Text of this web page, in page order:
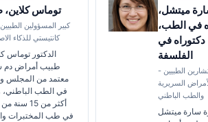
توماس
كبير المسؤولين
كانتيستي للذكاء
الدكتور توماس
طبيب أمراض دم
معتمد من المجلس
في الطب الباطني،
أكثر من 15
في طب المختبرات
ميتشل،
في الطب،
دكتوراه في
الفلسفة
الطبيين -
السريرية
والطب الباطني
سارة ميتشل